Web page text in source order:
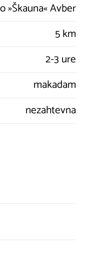
»Škauna« Avber
5 km
2-3 ure
makadam
nezahtevna